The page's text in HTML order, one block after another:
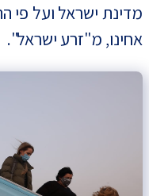
מדינת ישראל ועל פי
אחינו, מ"זרע ישראל".